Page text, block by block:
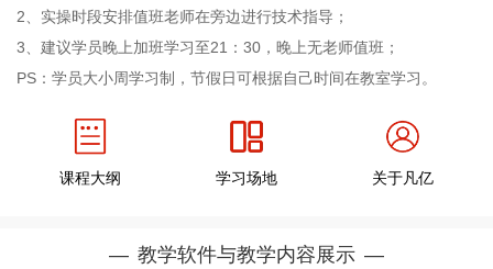
2、实操时段安排值班老师在旁边进行技术指导；
3、建议学员晚上加班学习至21：30，晚上无老师值班；
PS：学员大小周学习制，节假日可根据自己时间在教室学习。
课程大纲 学习场地 关于凡亿
教学软件与教学内容展示